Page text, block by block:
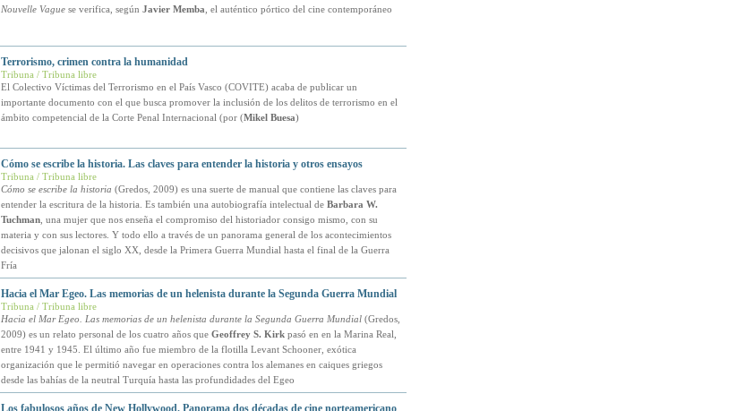
Nouvelle Vaguese verifica, según Javier Memba , el auténtico pórtico del cine contemporáneo
Terrorismo, crimen contra la humanidad
Tribuna / Tribuna libre
El Colectivo Víctimas del Terrorismo en el País Vasco (COVITE) acaba de publicar un
importante documento con el que busca promover la inclusión de los delitos de terrorismo en el
ámbito competencial de la Corte Penal Internacional (por (Mikel Buesa)
Cómo se escribe la historia. Las claves para entender la historia y otros ensayos
Tribuna / Tribuna libre
Cómo se escribe la historia (Gredos, 2009) es una suerte de manual que contiene las claves para
entender la escritura de la historia. Es también una autobiografía intelectual de Barbara W.
Tuchman, una mujer que nos enseña el compromiso del historiador consigo mismo, con su
materia y con sus lectores. Y todo ello a través de un panorama general de los acontecimientos
decisivos que jalonan el siglo XX, desde la Primera Guerra Mundial hasta el final de la Guerra
Fría
Hacia el Mar Egeo. Las memorias de un helenista durante la Segunda Guerra Mundial
Tribuna / Tribuna libre
Hacia el Mar Egeo. Las memorias de un helenista durante la Segunda Guerra Mundial(Gredos,
2009) es un relato personal de los cuatro años que Geoffrey S. Kirkpasó en en la Marina Real,
entre 1941 y 1945. El último año fue miembro de la flotilla Levant Schooner, exótica
organización que le permitió navegar en operaciones contra los alemanes en caiques griegos
desde las bahías de la neutral Turquía hasta las profundidades del Egeo
Los fabulosos años de New Hollywood. Panorama dos décadas de cine norteamericano